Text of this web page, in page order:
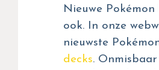
Nieuwe
ook. In onze
nieuwste
decks.